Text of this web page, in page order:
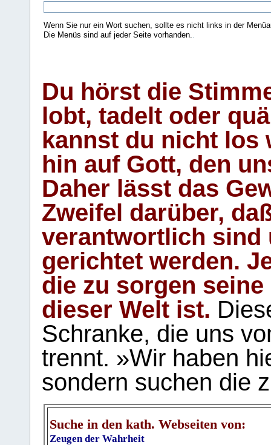
Wenn Sie nur ein Wort suchen, sollte es nicht links in der
Die Menüs sind auf jeder Seite vorhanden..
Du hörst die
lobt, tadelt oder
kannst du nicht los
hin auf Gott, den
Daher lässt das
Zweifel darüber,
verantwortlich sind
gerichtet werden.
die zu sorgen
dieser Welt ist.
Schranke, die uns
trennt. »Wir haben
sondern suchen die
Suche in den kath. Webseiten von:
Zeugen der Wahrheit